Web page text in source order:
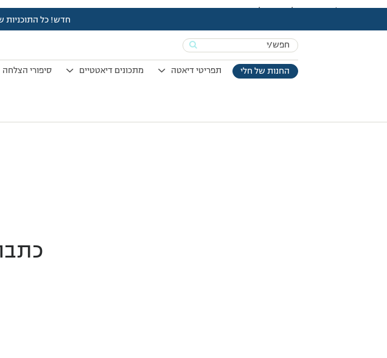
חדש! כל התוכניות
Search
for:החנות של חלי תפריטי דיאטה מתכונים דיאטטיים סיפורי הצלחה
עמוד הבית>
Vod
>אימון הליכה קצבי לשריפת שומנים
אימון הליכה